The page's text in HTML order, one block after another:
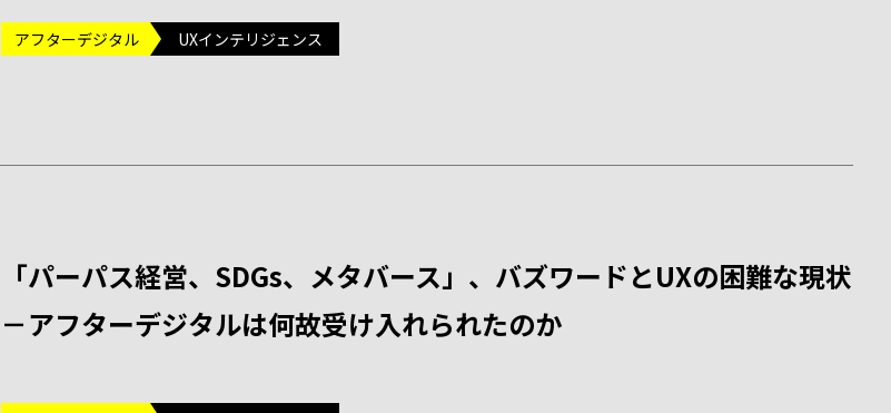
アフターデジタル UXインテリジェンス
「パーパス経営、SDGs、メタバース」、バズワードとUXの困難な現状
－アフターデジタルは何故受け入れられたのか